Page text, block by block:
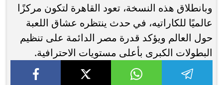
وبانطلاق هذه النسخة، تعود القاهرة لتكون مركزًا
عالميًا للكاراتيه، في حدث ينتظره عشاق اللعبة
حول العالم ويؤكد قدرة مصر الدائمة على تنظيم
البطولات الكبرى بأعلى مستويات الاحترافية.